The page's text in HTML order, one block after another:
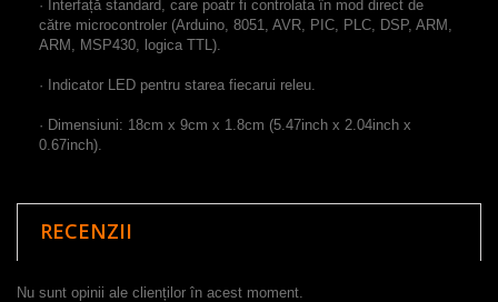
· Interfață standard , care poatr fi controlata în mod direct de
către microcontroler (Arduino 8051 AVR PIC PLC DSP, ARM
ARM
MSP430 logica TTL )
· Indicator LED pentru starea fiecarui releu
· Dimensiuni: 18cm x 9cm x 1.8cm (5.47inch x 2.04inch x
0.67inch)
RECENZII
Nu sunt opinii ale clienților în acest moment.